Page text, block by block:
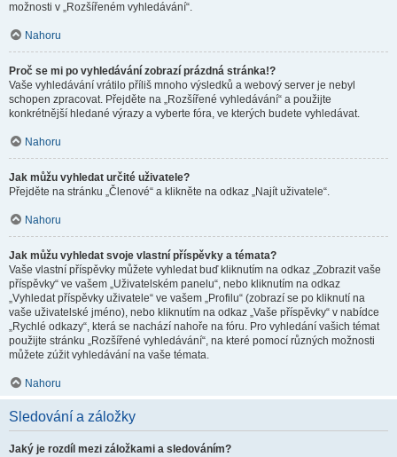
možnosti v „Rozšířeném vyhledávání“.
Nahoru
Proč se mi po vyhledávání zobrazí prázdná stránka!?
Vaše vyhledávání vrátilo příliš mnoho výsledků a webový server je nebyl
schopen zpracovat. Přejděte na „Rozšířené vyhledávání“ a použijte
konkrétnější hledané výrazy a vyberte fóra, ve kterých budete vyhledávat.
Nahoru
Jak můžu vyhledat určité uživatele?
Přejděte na stránku „Členové“ a klikněte na odkaz „Najít uživatele“.
Nahoru
Jak můžu vyhledat svoje vlastní příspěvky a témata?
Vaše vlastní příspěvky můžete vyhledat buď kliknutím na odkaz „Zobrazit vaše
příspěvky“ ve vašem „Uživatelském panelu“, nebo kliknutím na odkaz
„Vyhledat příspěvky uživatele“ ve vašem „Profilu“ (zobrazí se po kliknutí na
vaše uživatelské jméno), nebo kliknutím na odkaz „Vaše příspěvky“ v nabídce
„Rychlé odkazy“, která se nachází nahoře na fóru. Pro vyhledání vašich témat
použijte stránku „Rozšířené vyhledávání“, na které pomocí různých možnosti
můžete zúžit vyhledávání na vaše témata.
Nahoru
Sledování a záložky
Jaký je rozdíl mezi záložkami a sledováním?